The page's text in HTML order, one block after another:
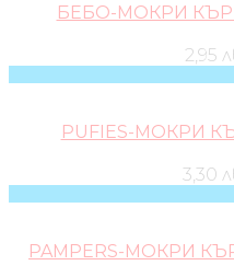
БЕБО-МОКРИ
2,95
PUFIES-МОКРИ
3,30
PAMPERS-МОКРИ